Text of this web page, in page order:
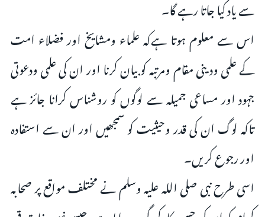
سے یاد کیا جاتا رہے گا۔
اس سے معلوم ہوتا ہےکہ علماء ومشایخ اور فضلاء امت
کے علمى ودینى مقام ومرتبہ کو بیان کرنا اور ان کى علمى ودعوتى
جہود اور مساعى جمیلہ سے لوگوں کو روشناس کرانا جائز ہے
تاکہ لوگ ان کى قدر وحیثیت کو سمجھیں اور ان سے استفادہ
اور رجوع کریں۔
اسى طرح نبى صلى اللہ علیہ وسلم نے مختلف مواقع پر صحابہ